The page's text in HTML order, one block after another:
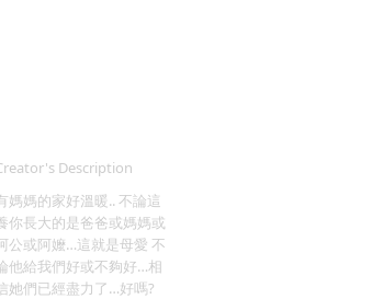
Description
媽媽的家好溫暖.. 不論這
你長大的是爸爸或媽媽或
公或阿嬤…這就是母愛 不
他給我們好或不夠好…相
她們已經盡力了…好嗎?